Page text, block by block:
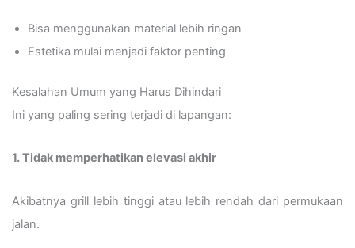
Bisa menggunakan material lebih ringan
Estetika mulai menjadi faktor penting
Kesalahan Umum yang Harus Dihindari
Ini yang paling sering terjadi di lapangan:
1. Tidak memperhatikan elevasi akhir
Akibatnya grill lebih tinggi atau lebih rendah dari permukaan
jalan.